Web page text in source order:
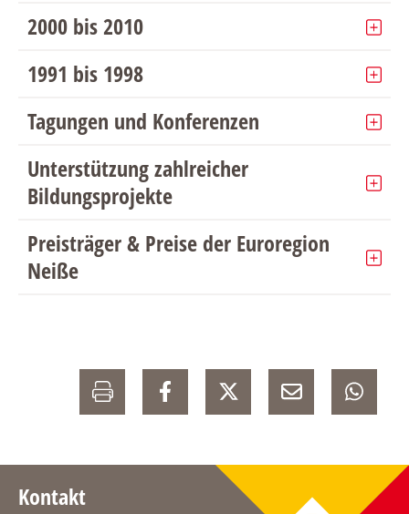
2000 bis 2010
1991 bis 1998
Tagungen und Konferenzen
Unterstützung zahlreicher
Bildungsprojekte
Preisträger & Preise der Euroregion
Neiße
Kontakt